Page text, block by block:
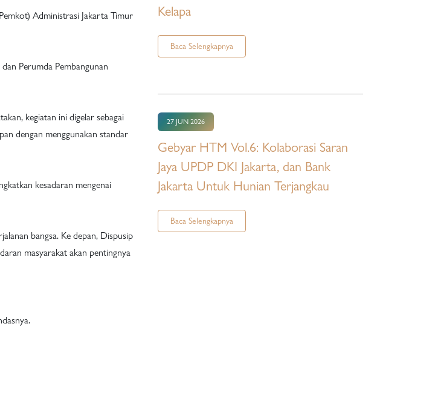
Administrasi Jakarta Timur
Perumda Pembangunan
kegiatan ini digelar sebagai
dengan menggunakan standar
kesadaran mengenai
bangsa. Ke depan, Dispusip
masyarakat akan pentingnya
Kelapa
Baca Selengkapnya
27 JUN 2026
Gebyar HTM Vol.6: Kolaborasi Saran
Jaya UPDP DKI Jakarta, dan Bank
Jakarta Untuk Hunian Terjangkau
Baca Selengkapnya